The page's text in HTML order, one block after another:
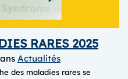
RARES 2025
Actualités
des maladies rares se